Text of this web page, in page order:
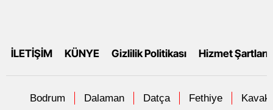
İLETİŞİM KÜNYE Gizlilik Politikası Hizmet Şartları
Bodrum Dalaman Datça Fethiye